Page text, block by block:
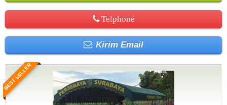
Telphone
Kirim Email
BEST SELLER